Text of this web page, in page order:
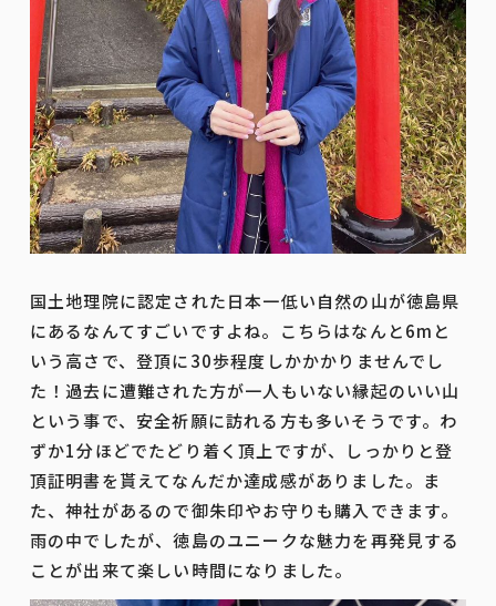
国土地理院に認定された日本一低い自然の山が徳島県
にあるなんてすごいですよね。こちらはなんと6mと
いう高さで、登頂に30歩程度しかかかりませんでし
た！過去に遭難された方が一人もいない縁起のいい山
という事で、安全祈願に訪れる方も多いそうです。わ
ずか1分ほどでたどり着く頂上ですが、しっかりと登
頂証明書を貰えてなんだか達成感がありました。ま
た、神社があるので御朱印やお守りも購入できます。
雨の中でしたが、徳島のユニークな魅力を再発見する
ことが出来て楽しい時間になりました。